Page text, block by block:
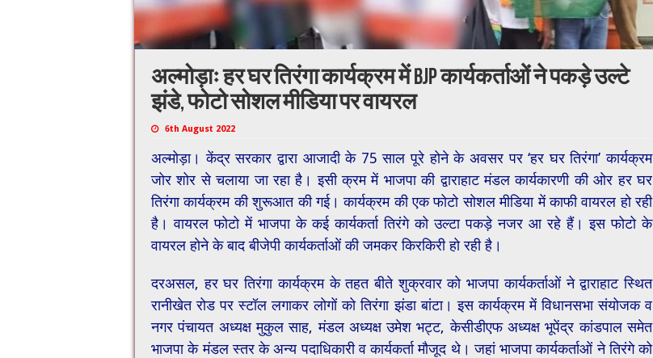
अल्मोड़ाः हर घर तिरंगा कार्यक्रम में BJP कार्यकर्ताओं ने पकड़े उल्टे
झंडे, फोटो सोशल मीडिया पर वायरल
6th August 2022
अल्मोड़ा। केंद्र सरकार द्वारा आजादी के 75 साल पूरे होने के अवसर पर ‘हर घर तिरंगा’ कार्यक्रम
जोर शोर से चलाया जा रहा है। इसी क्रम में भाजपा की द्वाराहाट मंडल कार्यकारणी की ओर हर घर
तिरंगा कार्यक्रम की शुरूआत की गई। कार्यक्रम की एक फोटो सोशल मीडिया में काफी वायरल हो रही
है। वायरल फोटो में भाजपा के कई कार्यकर्ता तिरंगे को उल्टा पकड़े नजर आ रहे हैं। इस फोटो के
वायरल होने के बाद बीजेपी कार्यकर्ताओं की जमकर किरकिरी हो रही है।
दरअसल, हर घर तिरंगा कार्यक्रम के तहत बीते शुक्रवार को भाजपा कार्यकर्ताओं ने द्वाराहाट स्थित
रानीखेत रोड पर स्टॉल लगाकर लोगों को तिरंगा झंडा बांटा। इस कार्यक्रम में विधानसभा संयोजक व
नगर पंचायत अध्यक्ष मुकुल साह, मंडल अध्यक्ष उमेश भट्ट, केसीडीएफ अध्यक्ष भूपेंद्र कांडपाल समेत
भाजपा के मंडल स्तर के अन्य पदाधिकारी व कार्यकर्ता मौजूद थे। जहां भाजपा कार्यकर्ताओं ने तिरंगे को